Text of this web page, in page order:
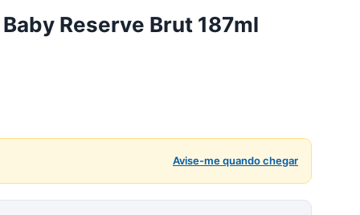
Reserve Brut 187ml
Avise-me quando chegar